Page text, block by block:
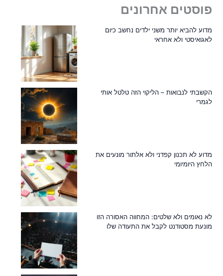
פוסטים אחרונים
מדוע להביא יותר משני ילדים נחשב כיום
לאגואיסטי ולא אחראי
הקשבתי לנבואות – הליקוי הזה טלטל אותי
לגמרי
מדוע לא תכנון קפדני ולא אלתור מונעים את
הלחץ היומיומי
לא נאומים ולא שלטים: המחווה האסורה הזו
מונעת מסטודנט לקבל את התעודה שלו